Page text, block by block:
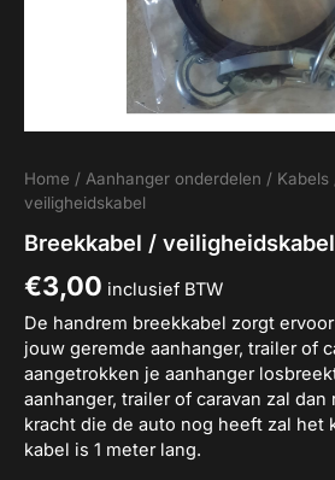
Home / Aanhanger onderdelen / Kabels
veiligheidskabel
Breekkabel / veiligheidskabel
€3,00 inclusief BTW
De handrem breekkabel zorgt
jouw geremde aanhanger, trailer of
aangetrokken je aanhanger
aanhanger, trailer of caravan zal
kracht die de auto nog heeft zal het
kabel is 1 meter lang.